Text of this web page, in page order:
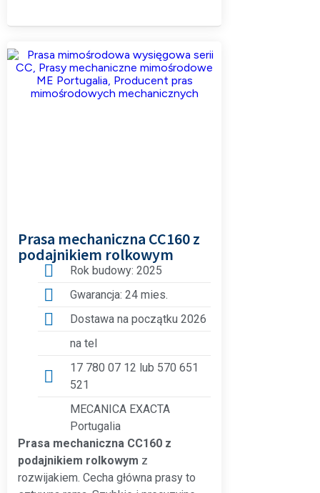
Prasa mechaniczna CC160 z
podajnikiem rolkowym
Rok budowy: 2025
Gwarancja: 24 mies.
Dostawa na początku 2026
na tel
17 780 07 12 lub 570 651
521
MECANICA EXACTA
Portugalia
Prasa mechaniczna CC160 z
podajnikiem rolkowym z
rozwijakiem. Cecha główna prasy to